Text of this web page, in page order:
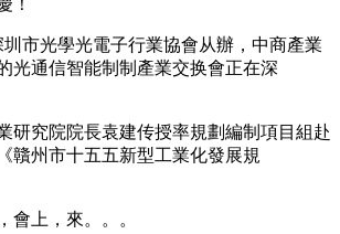
光學光電子行業協會从辦，中商產業
光通信智能制制產業交换會正在深
究院院長袁建传授率規劃編制項目組赴
贛州市十五五新型工業化發展規
上，來。。。